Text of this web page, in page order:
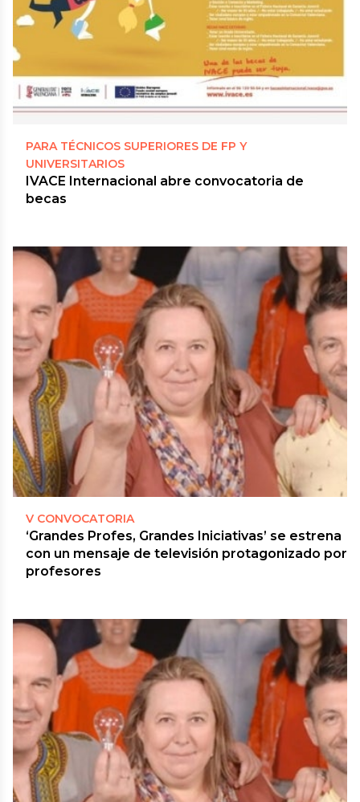
PARA TÉCNICOS SUPERIORES DE FP Y
UNIVERSITARIOS
IVACE Internacional abre convocatoria de
becas
V CONVOCATORIA
‘Grandes Profes, Grandes Iniciativas’ se estrena
con un mensaje de televisión protagonizado por
profesores